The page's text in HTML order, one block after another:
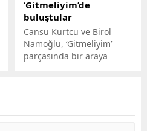
damga vurdu.
‘Gitmeliyim’de
buluştular
Cansu Kurtcu ve Birol
Namoğlu, ‘Gitmeliyim’
parçasında bir araya